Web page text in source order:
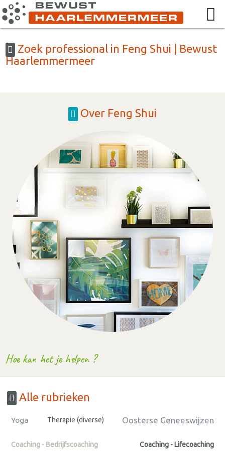
Zoek professional in Feng Shui | Bewust
Haarlemmermeer
Over Feng Shui
Hoe kan het je helpen ?
Alle rubrieken
Yoga Therapie (diverse) Oosterse Geneeswijzen
Coaching - Bedrijfscoaching Coaching - Lifecoaching